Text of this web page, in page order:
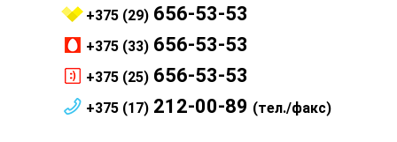
+375 (29) 656-53-53
+375 (33) 656-53-53
+375 (25) 656-53-53
+375 (17) 212-00-89 (тел./факс)